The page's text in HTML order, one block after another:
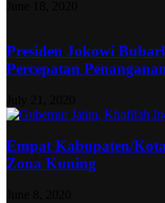
Presiden Jokowi
Percepatan
Empat Kabupaten/
Zona Kuning